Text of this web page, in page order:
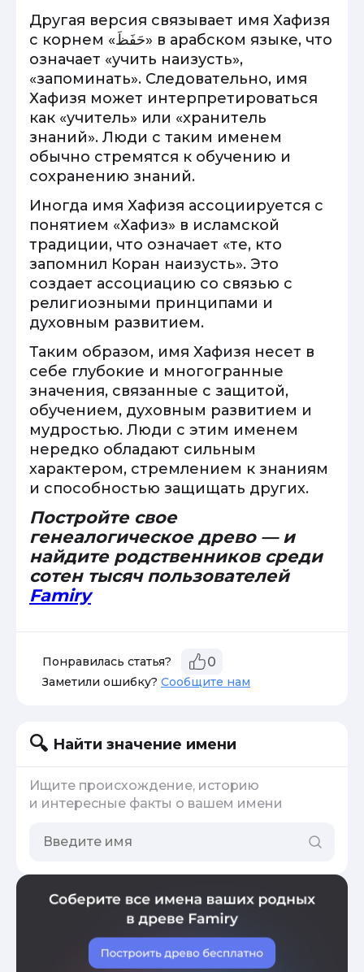
Другая версия связывает имя Хафизя
с корнем «حَفَظَ» в арабском языке, что
означает «учить наизусть»,
«запоминать». Следовательно, имя
Хафизя может интерпретироваться
как «учитель» или «хранитель
знаний». Люди с таким именем
обычно стремятся к обучению и
сохранению знаний.
Иногда имя Хафизя ассоциируется с
понятием «Хафиз» в исламской
традиции, что означает «те, кто
запомнил Коран наизусть». Это
создает ассоциацию со связью с
религиозными принципами и
духовным развитием.
Таким образом, имя Хафизя несет в
себе глубокие и многогранные
значения, связанные с защитой,
обучением, духовным развитием и
мудростью. Люди с этим именем
нередко обладают сильным
характером, стремлением к знаниям
и способностью защищать других.
Постройте свое
генеалогическое древо — и
найдите родственников среди
сотен тысяч пользователей
Famiry
Понравилась статья? 0
Заметили ошибку? Сообщите нам
Найти значение имени
Ищите происхождение, историю
и интересные факты о вашем имени